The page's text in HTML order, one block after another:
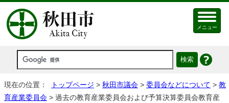
メニュー
現在の位置： トップページ > 秋田市議会 > 委員会などについて > 教
育産業委員会 > 過去の教育産業委員会および予算決算委員会教育産